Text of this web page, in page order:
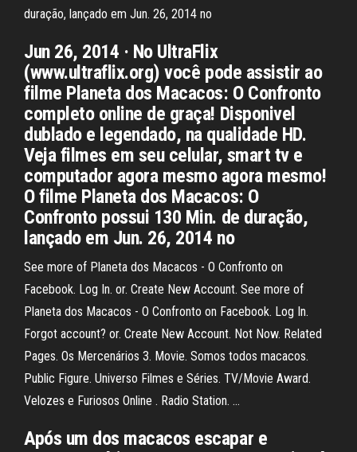
duração, lançado em Jun. 26, 2014 no
Jun 26, 2014 · No UltraFlix
(www.ultraflix.org) você pode assistir ao
filme Planeta dos Macacos: O Confronto
completo online de graça! Disponivel
dublado e legendado, na qualidade HD.
Veja filmes em seu celular, smart tv e
computador agora mesmo agora mesmo!
O filme Planeta dos Macacos: O
Confronto possui 130 Min. de duração,
lançado em Jun. 26, 2014 no
See more of Planeta dos Macacos - O Confronto on
Facebook. Log In. or. Create New Account. See more of
Planeta dos Macacos - O Confronto on Facebook. Log In.
Forgot account? or. Create New Account. Not Now. Related
Pages. Os Mercenários 3. Movie. Somos todos macacos.
Public Figure. Universo Filmes e Séries. TV/Movie Award.
Velozes e Furiosos Online . Radio Station. …
Após um dos macacos escapar e